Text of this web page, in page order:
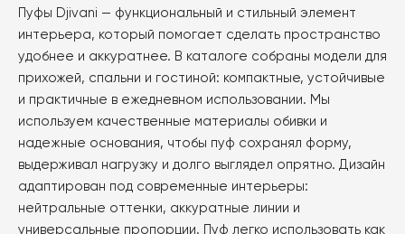
можно
на
странице
товара.
Пуфы Djivani — функциональный и стильный элемент
интерьера, который помогает сделать пространство
удобнее и аккуратнее. В каталоге собраны модели для
прихожей, спальни и гостиной: компактные, устойчивые
и практичные в ежедневном использовании. Мы
используем качественные материалы обивки и
надежные основания, чтобы пуф сохранял форму,
выдерживал нагрузку и долго выглядел опрятно. Дизайн
адаптирован под современные интерьеры:
нейтральные оттенки, аккуратные линии и
универсальные пропорции. Пуф легко использовать как